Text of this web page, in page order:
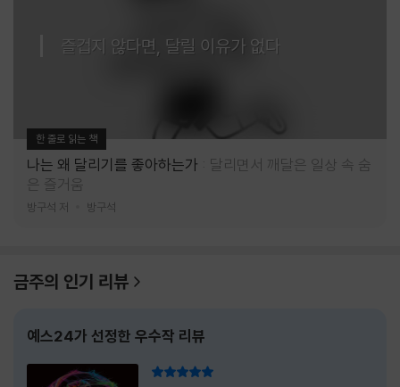
즐겁지 않다면, 달릴 이유가 없다
한 줄로 읽는 책
나는 왜 달리기를 좋아하는가
달리면서 깨달은 일상 속 숨
은 즐거움
방구석 저 방구석
금주의 인기 리뷰
예스24가 선정한 우수작 리뷰